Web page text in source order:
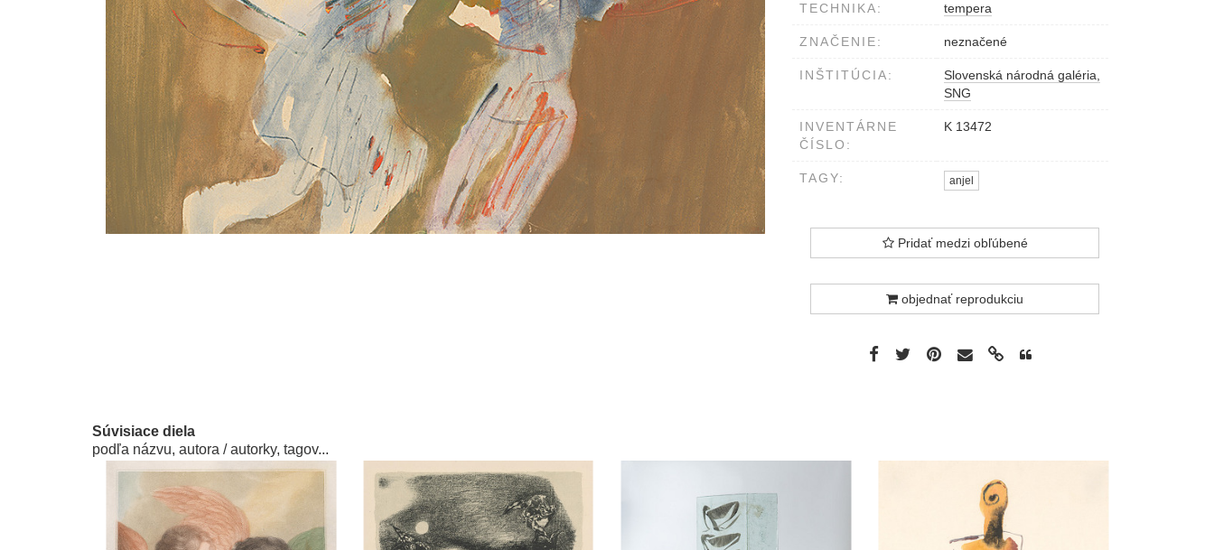
TECHNIKA: tempera
ZNAČENIE: neznačené
INŠTITÚCIA:
Slovenská národná galéria,
SNG
INVENTÁRNE
ČÍSLO:
K 13472
TAGY: anjel
Pridať medzi obľúbené
objednať reprodukciu
Súvisiace diela
podľa názvu, autora / autorky, tagov...